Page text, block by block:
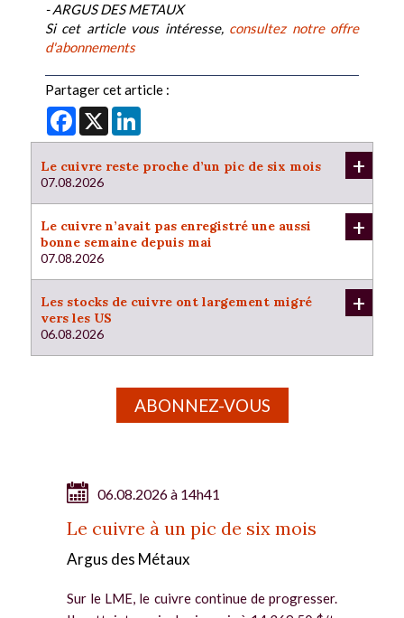
- ARGUS DES METAUX
Si cet article vous intéresse, consultez notre offre
d'abonnements
Partager cet article :
Facebook
X
Le cuivre reste proche d’un pic de six mois
07.08.2026
+
Le cuivre n’avait pas enregistré une aussi
bonne semaine depuis mai
07.08.2026
+
Les stocks de cuivre ont largement migré
vers les US
06.08.2026
+
ABONNEZ-VOUS
06.08.2026 à 14h41
Le cuivre à un pic de six mois
Argus des Métaux
Sur le LME, le cuivre continue de progresser.